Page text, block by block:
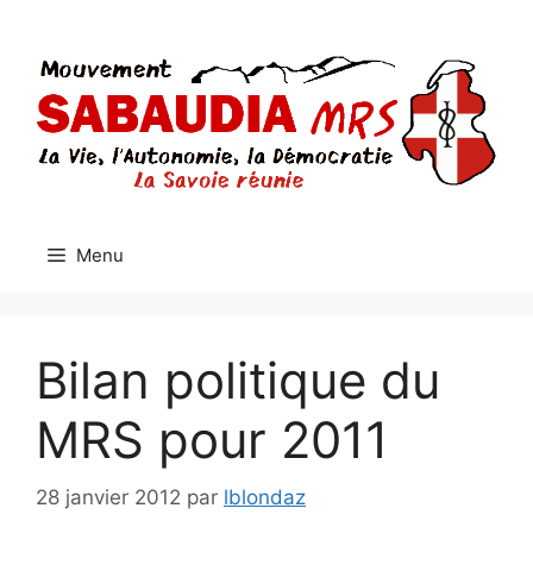
contenu
Menu
Bilan politique du
MRS pour 2011
28 janvier 2012 par lblondaz